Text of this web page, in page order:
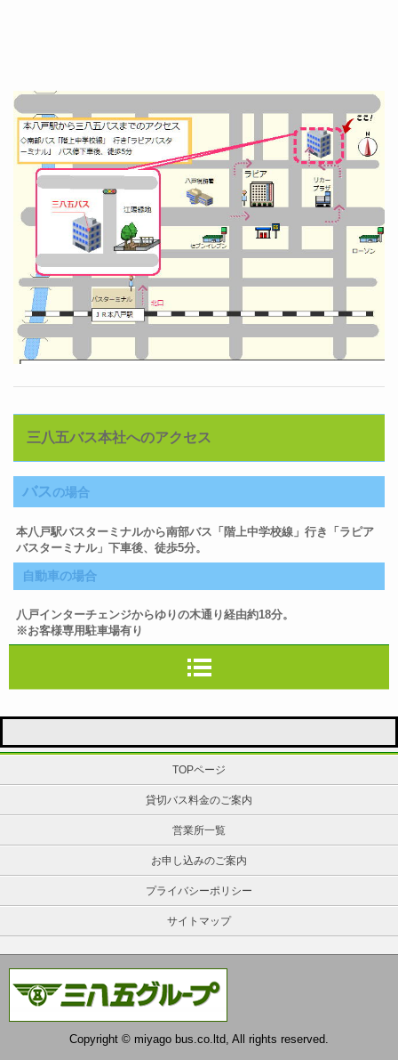
三八五バス本社へのアクセス
バスの場合
本八戸駅バスターミナルから南部バス 「階上中学校線」行き「ラピア
バスターミナル」下車後、徒歩5分。
自動車の場合
八戸インターチェンジからゆりの木通り経由約18分。
※お客様専用駐車場有り
TOPページ
貸切バス料金のご案内
営業所一覧
お申し込みのご案内
プライバシーポリシー
サイトマップ
Copyright © miyago bus.co.ltd, All rights reserved.